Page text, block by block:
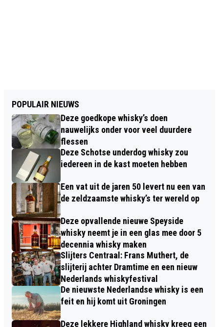
POPULAIR NIEUWS
Deze goedkope whisky’s doen
nauwelijks onder voor veel duurdere
flessen
Deze Schotse underdog whisky zou
iedereen in de kast moeten hebben
Een vat uit de jaren 50 levert nu een van
de zeldzaamste whisky’s ter wereld op
Deze opvallende nieuwe Speyside
whisky neemt je in een glas mee door 5
decennia whisky maken
Slijters Centraal: Frans Muthert, de
slijterij achter Dramtime en een nieuw
Nederlands whiskyfestival
De nieuwste Nederlandse whisky is een
feit en hij komt uit Groningen
Deze lekkere Highland whisky kreeg een